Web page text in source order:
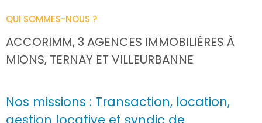
QUI SOMMES-NOUS ?
ACCORIMM, 3 AGENCES IMMOBILIÈRES À
MIONS, TERNAY ET VILLEURBANNE
Nos missions : Transaction, location,